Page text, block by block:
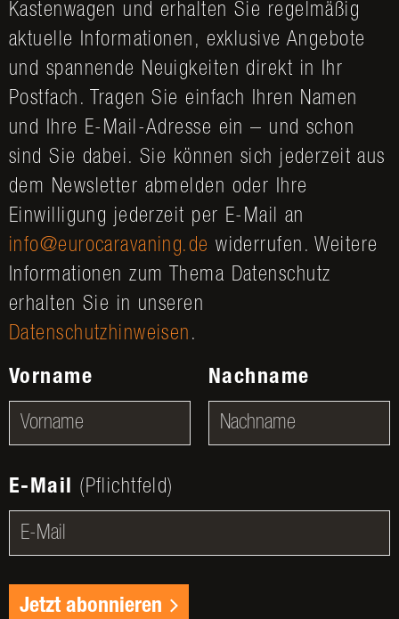
Kastenwagen und erhalten Sie regelmäßig
aktuelle Informationen, exklusive Angebote
und spannende Neuigkeiten direkt in Ihr
Postfach. Tragen Sie einfach Ihren Namen
und Ihre E-Mail-Adresse ein – und schon
sind Sie dabei. Sie können sich jederzeit aus
dem Newsletter abmelden oder Ihre
Einwilligung jederzeit per E-Mail an
info@eurocaravaning.de widerrufen. Weitere
Informationen zum Thema Datenschutz
erhalten Sie in unseren
Datenschutzhinweisen .
Vorname Nachname
E-Mail (Pflichtfeld)
Jetzt abonnieren